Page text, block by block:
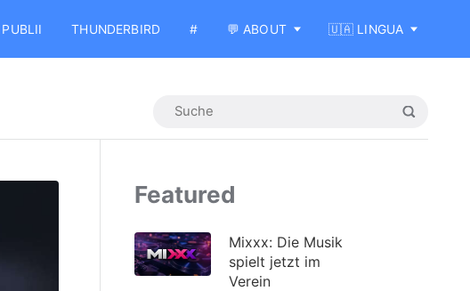
PUBLII THUNDERBIRD # 💬 ABOUT 🇺🇦 LINGUA
Featured
Mixxx: Die Musik
spielt jetzt im
Verein